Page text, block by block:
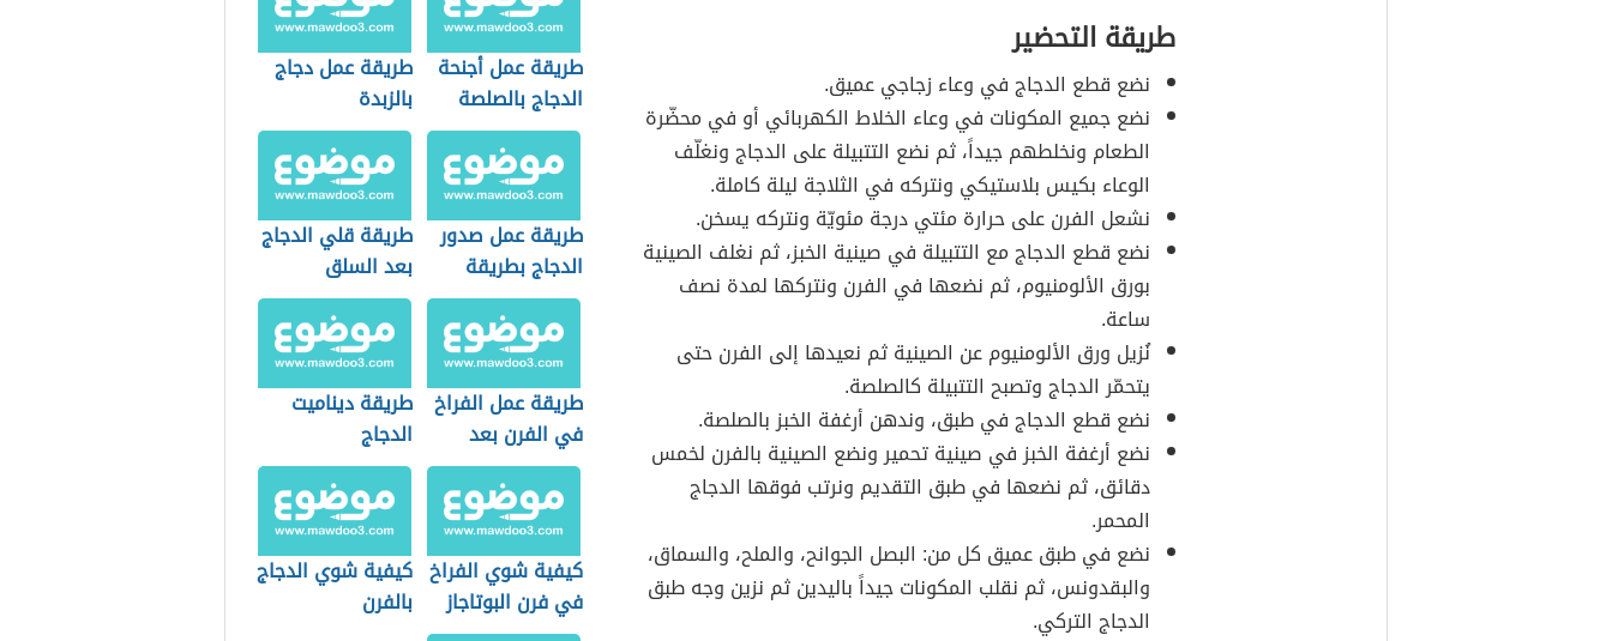
طريقة التحضير
نضع قطع الدجاج في وعاء زجاجي عميق.
نضع جميع المكونات في وعاء الخلاط الكهربائي أو في محضّرة
الطعام ونخلطهم جيداً، ثم نضع التتبيلة على الدجاج ونغلّف
الوعاء بكيس بلاستيكي ونتركه في الثلاجة ليلة كاملة.
نشعل الفرن على حرارة مئتي درجة مئويّة ونتركه يسخن.
نضع قطع الدجاج مع التتبيلة في صينية الخبز، ثم نغلف الصينية
بورق الألومنيوم، ثم نضعها في الفرن ونتركها لمدة نصف
ساعة.
نُزيل ورق الألومنيوم عن الصينية ثم نعيدها إلى الفرن حتى
يتحمّر الدجاج وتصبح التتبيلة كالصلصة.
نضع قطع الدجاج في طبق، وندهن أرغفة الخبز بالصلصة.
نضع أرغفة الخبز في صينية تحمير ونضع الصينية بالفرن لخمس
دقائق، ثم نضعها في طبق التقديم ونرتب فوقها الدجاج
المحمر.
نضع في طبق عميق كل من: البصل الجوانح، والملح، والسماق،
والبقدونس، ثم نقلب المكونات جيداً باليدين ثم نزين وجه طبق
الدجاج التركي.
طريقة عمل أجنحة
الدجاج بالصلصة
طريقة عمل دجاج
بالزبدة
طريقة عمل صدور
الدجاج بطريقة
صحية
طريقة قلي الدجاج
بعد السلق
طريقة عمل الفراخ
في الفرن بعد
سلقها
طريقة ديناميت
الدجاج
كيفية شوي الفراخ
في فرن البوتاجاز
كيفية شوي الدجاج
بالفرن